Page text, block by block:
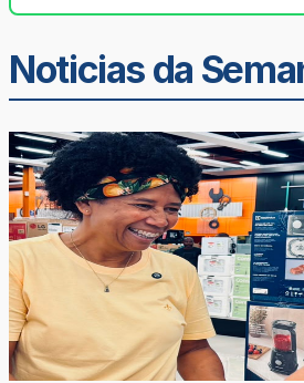
Noticias da